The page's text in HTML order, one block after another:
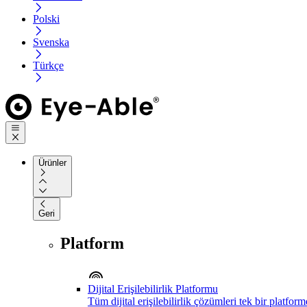
Polski
Svenska
Türkçe
Ürünler
Geri
Platform
Dijital Erişilebilirlik Platformu
Tüm dijital erişilebilirlik çözümleri tek bir